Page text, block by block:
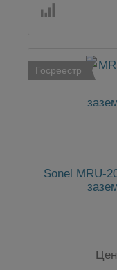
Госреестр
Sonel MRU-